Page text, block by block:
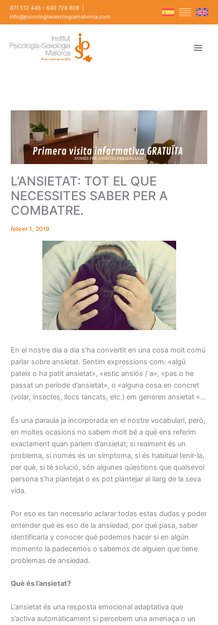
Vés871 512 446 - 640 728 808
info@psicologiasexologiamallorca.com
L’ANSIETAT: TOT EL QUE
NECESSITES SABER PER A
COMBATRE.
febrer 1, 2019
En el nostre dia a dia s’ha convertit en una cosa molt comú
parlar sobre ansietat. Sentim expressions com: «algú
pateix o ha patit ansietat», «estic ansiós / a», «pas o he
passat un període d’ansietat», o «alguna cosa en concret
(volar, insectes, llocs tancats, etc.) em generen ansietat «…
És una paraula ja incorporada en el nostre vocabulari, però,
en moltes ocasions no sabem molt bé a què ens referim
exactament quan parlem d’ansietat; si realment és un
problema, si només és un símptoma, si és habitual tenir-la,
per què, si té solució, són algunes qüestions que qualsevol
persona s’ha plantejat o es pot plantejar al llarg de la seva
vida.
Por eso es tan necesario aclarar todas estas dudas y poder
entender qué es eso de la ansiedad, por qué pasa, saber
identificarla y conocer qué podemos hacer si en algún
momento la padecemos o sabemos de alguien que tiene
problemas de ansiedad.
Què és l’ansietat?
L’ansietat és una resposta emocional adaptativa que
s’activa automàticament si percebem una amenaça o un